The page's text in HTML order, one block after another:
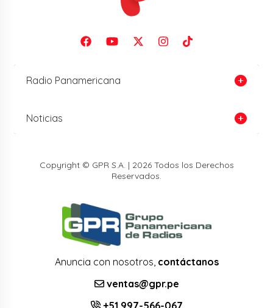
Radio Panamericana
Noticias
Copyright © GPR S.A. | 2026 Todos los Derechos
Reservados.
Anuncia con nosotros, contáctanos
ventas@gpr.pe
+51 997-566-067